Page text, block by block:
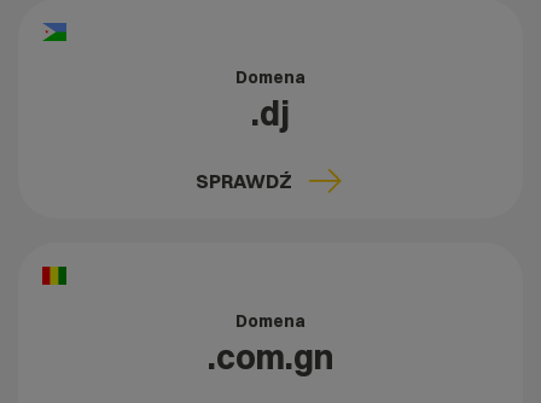
Domena
.dj
SPRAWDŹ
Domena
.com.gn